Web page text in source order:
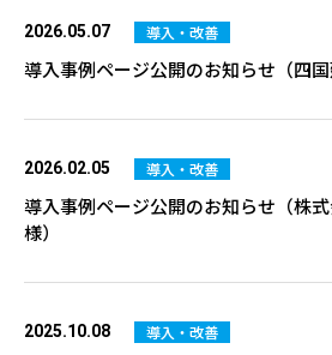
2026.05.07 導入・改善
導入事例ページ公開のお知らせ（四国
2026.02.05 導入・改善
導入事例ページ公開のお知らせ（株
様）
2025.10.08 導入・改善